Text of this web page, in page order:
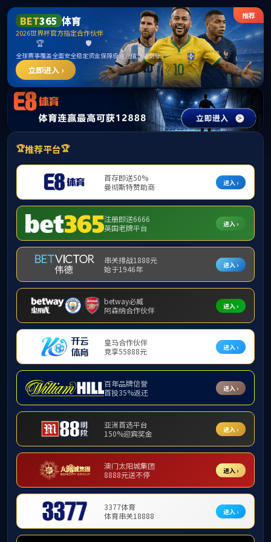
365英国上市公司(CHN-VIP认证)官网|Official
Website
提示：访问地址无效，allen-bradley-1305-aa08a找不到对应的栏目！
首页 关闭此页